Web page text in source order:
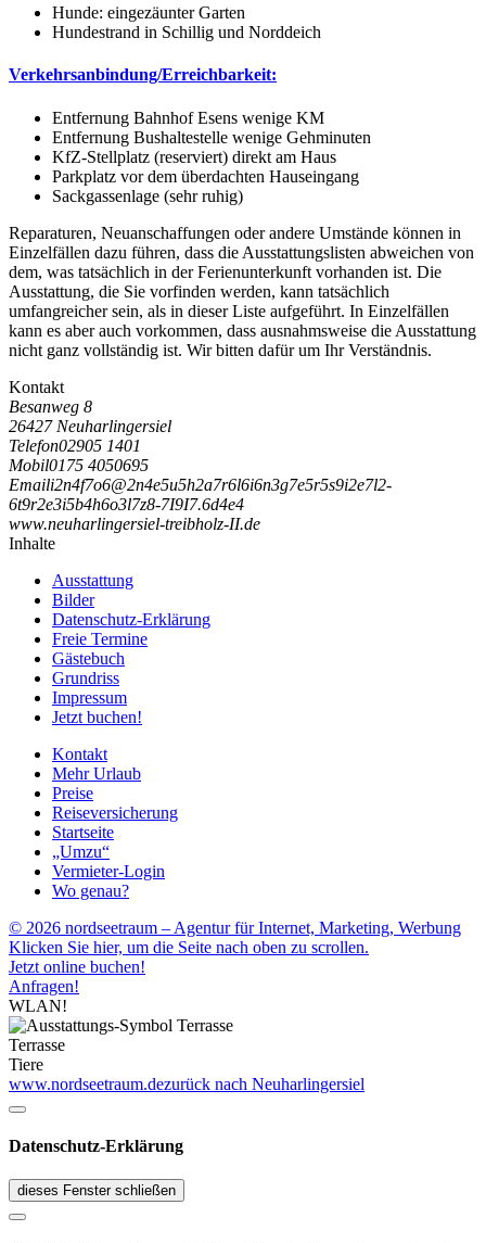
Hunde: eingezäunter Garten
Hundestrand in Schillig und Norddeich
Verkehrsanbindung/Erreichbarkeit:
Entfernung Bahnhof Esens wenige KM
Entfernung Bushaltestelle wenige Gehminuten
KfZ-Stellplatz (reserviert) direkt am Haus
Parkplatz vor dem überdachten Hauseingang
Sackgassenlage (sehr ruhig)
Reparaturen, Neuanschaffungen oder andere Umstände können in
Einzelfällen dazu führen, dass die Ausstattungslisten abweichen von
dem, was tatsächlich in der Ferienunterkunft vorhanden ist. Die
Ausstattung, die Sie vorfinden werden, kann tatsächlich
umfangreicher sein, als in dieser Liste aufgeführt. In Einzelfällen
kann es aber auch vorkommen, dass ausnahmsweise die Ausstattung
nicht ganz vollständig ist. Wir bitten dafür um Ihr Verständnis.
Kontakt
Besanweg 8
26427 Neuharlingersiel
Telefon02905 1401
Mobil0175 4050695
Emaili2n4f7o6@2n4e5u5h2a7r6l6i6n3g7e5r5s9i2e7l2-
6t9r2e3i5b4h6o3l7z8-7I9I7.6d4e4
www.neuharlingersiel-treibholz-II.de
Inhalte
Ausstattung
Bilder
Datenschutz-Erklärung
Freie Termine
Gästebuch
Grundriss
Impressum
Jetzt buchen!
Kontakt
Mehr Urlaub
Preise
Reiseversicherung
Startseite
„Umzu“
Vermieter-Login
Wo genau?
© 2026 nordseetraum – Agentur für Internet, Marketing, Werbung
Klicken Sie hier, um die Seite nach oben zu scrollen.
Jetzt online buchen!
Anfragen!
WLAN!
Terrasse
Tiere
www.nordseetraum.dezurück nach Neuharlingersiel
Datenschutz-Erklärung
dieses Fenster schließen